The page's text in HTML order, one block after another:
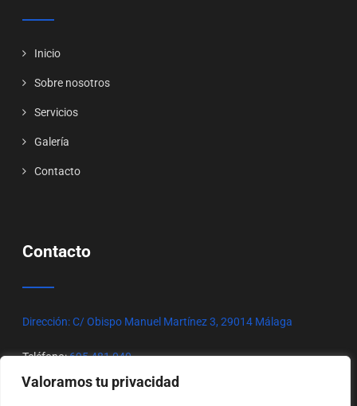
Valoramos tu privacidad
Inicio
Sobre nosotros
Servicios
Galería
Contacto
Contacto
Dirección: C/ Obispo Manuel Martínez 3, 29014 Málaga
Teléfono:695 481 040
atanormalaga@gmail.com